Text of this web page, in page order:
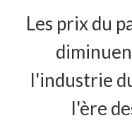
Les prix du
l'industrie
l'ère